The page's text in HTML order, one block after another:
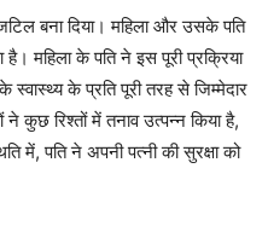
बना दिया। महिला और उसके पति
महिला के पति ने इस पूरी प्रक्रिया
स्वास्थ्य के प्रति पूरी तरह से जिम्मेदार
कुछ रिश्तों में तनाव उत्पन्न किया है,
में, पति ने अपनी पत्नी की सुरक्षा को